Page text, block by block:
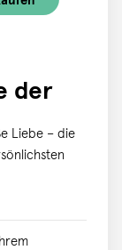
der
Liebe – die